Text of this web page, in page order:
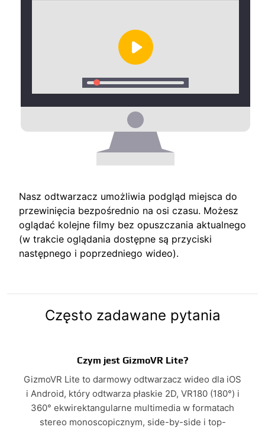
Nasz odtwarzacz umożliwia podgląd miejsca do
przewinięcia bezpośrednio na osi czasu. Możesz
oglądać kolejne filmy bez opuszczania aktualnego
(w trakcie oglądania dostępne są przyciski
następnego i poprzedniego wideo).
Często zadawane pytania
Czym jest GizmoVR Lite?
GizmoVR Lite to darmowy odtwarzacz wideo dla iOS
i Android, który odtwarza płaskie 2D, VR180 (180°) i
360° ekwirektangularne multimedia w formatach
stereo monoscopicznym, side-by-side i top-